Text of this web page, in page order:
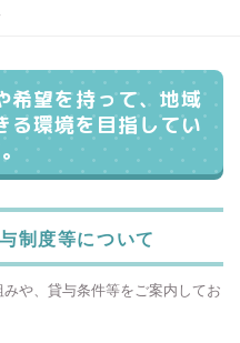
希望を持って、地域
る環境を目指してい
制度等について
や、貸与条件等をご案内してお